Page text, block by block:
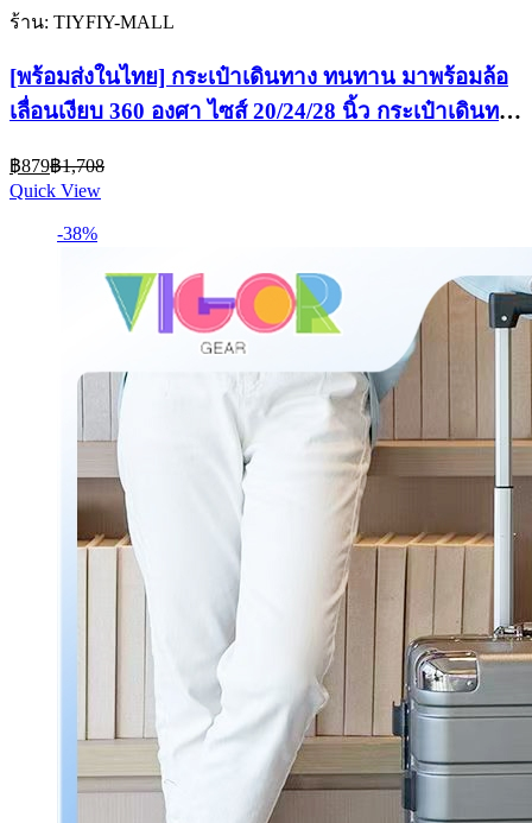
ร้าน: TIYFIY-MALL
[พร้อมส่งในไทย] กระเป๋าเดินทาง ทนทาน มาพร้อมล้อ
เลื่อนเงียบ 360 องศา ไซส์ 20/24/28 นิ้ว กระเป๋าเดินทาง
฿879Current
price
is:
฿879.
฿1,708
Quick View
-38%